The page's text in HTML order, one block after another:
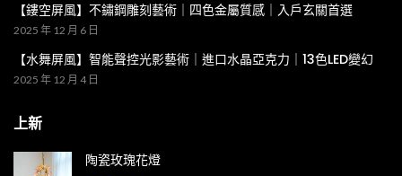
【鏤空屏風】不鏽鋼雕刻藝術｜四色金屬質感｜入戶玄關首選
2025 年 12 月 6 日
【水舞屏風】智能聲控光影藝術｜進口水晶亞克力｜13色LED變幻
2025 年 12 月 4 日
上新
陶瓷玫瑰花燈